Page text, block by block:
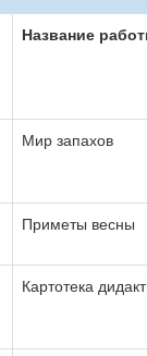
Название
Мир запахов
Приметы весны
Картотека